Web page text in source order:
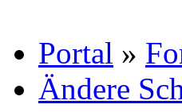
Portal »
Ändere